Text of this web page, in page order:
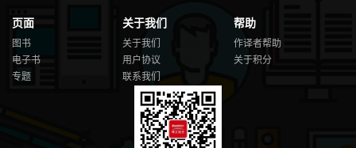
页面
图书
电子书
专题
关于我们
关于我们
用户协议
联系我们
帮助
作译者帮助
关于积分